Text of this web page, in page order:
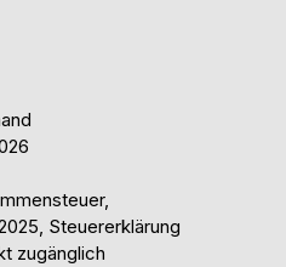
Steuererklärung
zugänglich